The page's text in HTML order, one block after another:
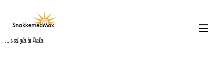
... e sei già in Italia